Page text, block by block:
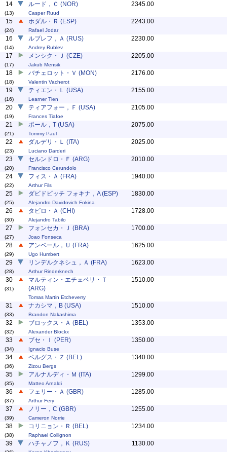
14
(13)
ルード，Ｃ (NOR)
Casper Ruud
2345.00
15
(24)
ホダル・Ｒ (ESP)
Rafael Jodar
2243.00
16
(14)
ルブレフ，Ａ (RUS)
Andrey Rublev
2230.00
17
(17)
メンシク・Ｊ (CZE)
Jakub Mensik
2205.00
18
(18)
バチェロット・Ｖ (MON)
Valentin Vacherot
2176.00
19
(16)
ティエン・Ｌ (USA)
Learner Tien
2155.00
20
(19)
ティアフォー，Ｆ (USA)
Frances Tiafoe
2105.00
21
(21)
ポール，T (USA)
Tommy Paul
2075.00
22
(23)
ダルデリ・Ｌ (ITA)
Luciano Darderi
2025.00
23
(20)
セルンドロ・Ｆ (ARG)
Francisco Cerundolo
2010.00
24
(22)
フィス・Ａ (FRA)
Arthur Fils
1940.00
25
(25)
ダビドビッチ フォキナ，A (ESP)
Alejandro Davidovich Fokina
1830.00
26
(30)
タビロ・Ａ (CHI)
Alejandro Tabilo
1728.00
27
(27)
フォンセカ・Ｊ (BRA)
Joao Fonseca
1700.00
28
(29)
アンベール，Ｕ (FRA)
Ugo Humbert
1625.00
29
(28)
リンデルクネシュ，Ａ (FRA)
Arthur Rinderknech
1623.00
30
(31)
マルティン・エチェベリ・Ｔ
(ARG)
Tomas Martin Etcheverry
1510.00
31
(33)
ナカシマ，B (USA)
Brandon Nakashima
1510.00
32
(32)
ブロックス・Ａ (BEL)
Alexander Blockx
1353.00
33
(34)
ブセ・Ｉ (PER)
Ignacio Buse
1350.00
34
(36)
ベルグス・Ｚ (BEL)
Zizou Bergs
1340.00
35
(35)
アルナルディ・Ｍ (ITA)
Matteo Arnaldi
1299.00
36
(37)
フェリー・Ａ (GBR)
Arthur Fery
1285.00
37
(39)
ノリー，C (GBR)
Cameron Norrie
1255.00
38
(38)
コリニョン・Ｒ (BEL)
Raphael Collignon
1234.00
39 ハチャノフ，Ｋ (RUS) 1130.00